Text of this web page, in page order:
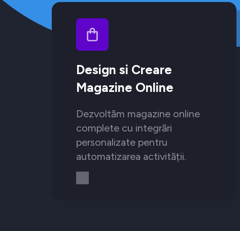
Design si Creare
Magazine Online
Dezvoltăm magazine online
complete cu integrări
personalizate pentru
automatizarea activității.